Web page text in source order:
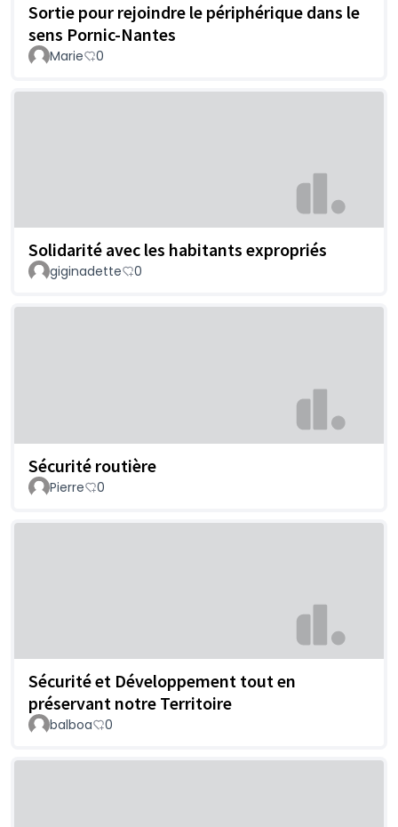
Sortie pour rejoindre le périphérique dans le
sens Pornic-Nantes
Marie 0
Solidarité avec les habitants expropriés
giginadette 0
Sécurité routière
Pierre 0
Sécurité et Développement tout en
préservant notre Territoire
balboa 0